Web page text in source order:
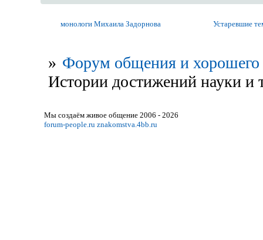
монологи Михаила Задоpнова Устаревшие
» Форум общения и хорошего
Истории достижений науки и
Мы создаём живое общение 2006 - 2026
forum-people.ru znakomstva.4bb.ru